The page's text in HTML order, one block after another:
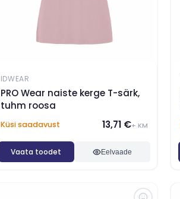
IDWEAR
PRO Wear naiste kerge T-särk,
tuhm roosa
Küsi saadavust 13,71 €+ KM
Vaata toodet Eelvaade